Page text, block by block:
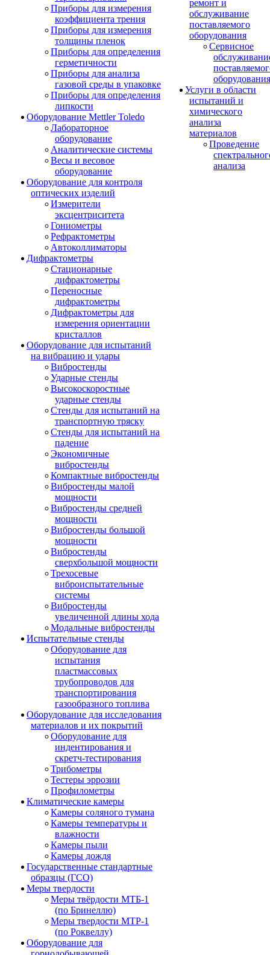
Приборы для измерения
коэффициента трения
Приборы для измерения
толщины пленок
Приборы для определения
герметичности
Приборы для анализа
газовой среды в упаковке
Приборы для определения
липкости
Оборудование Mettler Toledo
Лабораторное
оборудование
Аналитические системы
Весы и весовое
оборудование
Оборудование для контроля
оптических изделий
Измерители
эксцентриситета
Гониометры
Рефрактометры
Автоколлиматоры
Дифрактометры
Стационарные
дифрактометры
Переносные
дифрактометры
Дифрактометры для
измерения ориентации
кристаллов
Оборудование для испытаний
на вибрацию и удары
Вибростенды
Ударные стенды
Высокоскоростные
ударные стенды
Стенды для испытаний на
транспортную тряску
Стенды для испытаний на
падение
Экономичные
вибростенды
Компактные вибростенды
Вибростенды малой
мощности
Вибростенды средней
мощности
Вибростенды большой
мощности
Вибростенды
сверхбольшой мощности
Трехосевые
виброиспытательные
системы
Вибростенды
увеличенной длины хода
Модальные вибростенды
Испытательные стенды
Оборудование для
испытания
пластмассовых
трубопроводов для
транспортирования
газообразного топлива
Оборудование для исследования
материалов и их покрытий
Оборудование для
индентирования и
скретч-тестирования
Трибометры
Тестеры эррозии
Профилометры
Климатические камеры
Камеры соляного тумана
Камеры температуры и
влажности
Камеры пыли
Камеры дождя
Государственные стандартные
образцы (ГСО)
Меры твердости
Меры твёрдости МТБ-1
(по Бринеллю)
Меры твердости МТР-1
(по Роквеллу)
Оборудование для
ремонт и
обслуживание
поставляемого
оборудования
Сервисное
оборудования
Услуги в области
испытаний и
химического
анализа
материалов
Проведение
анализа